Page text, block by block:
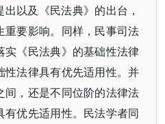
以及《民法典》的出台，
重要影响。同样，民事司法
实《民法典》的基础性法律
性法律具有优先适用性。并
间，还是不同位阶的法律法
优先适用性。民法学者同